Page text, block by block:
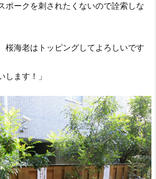
ポークを刺されたくないので詮索しな
桜海老はトッピングしてよろしいです
します！」